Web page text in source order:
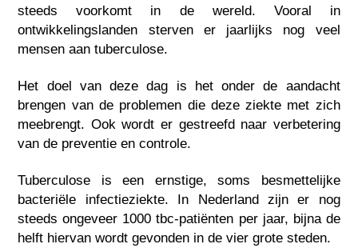
steeds voorkomt in de wereld. Vooral in
ontwikkelingslanden sterven er jaarlijks nog veel
mensen aan tuberculose.
Het doel van deze dag is het onder de aandacht
brengen van de problemen die deze ziekte met zich
meebrengt. Ook wordt er gestreefd naar verbetering
van de preventie en controle.
Tuberculose is een ernstige, soms besmettelijke
bacteriële infectieziekte. In Nederland zijn er nog
steeds ongeveer 1000 tbc-patiënten per jaar, bijna de
helft hiervan wordt gevonden in de vier grote steden.